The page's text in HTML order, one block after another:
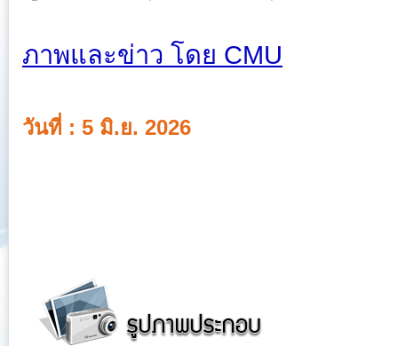
ภาพและข่าว โดย CMU
วันที่ : 5 มิ.ย. 2026